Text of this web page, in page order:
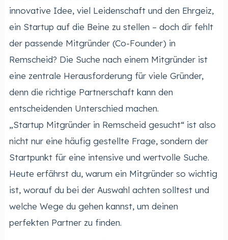
innovative Idee, viel Leidenschaft und den Ehrgeiz,
ein Startup auf die Beine zu stellen – doch dir fehlt
der passende Mitgründer (Co-Founder) in
Remscheid? Die Suche nach einem Mitgründer ist
eine zentrale Herausforderung für viele Gründer,
denn die richtige Partnerschaft kann den
entscheidenden Unterschied machen.
„Startup Mitgründer in Remscheid gesucht“ ist also
nicht nur eine häufig gestellte Frage, sondern der
Startpunkt für eine intensive und wertvolle Suche.
Heute erfährst du, warum ein Mitgründer so wichtig
ist, worauf du bei der Auswahl achten solltest und
welche Wege du gehen kannst, um deinen
perfekten Partner zu finden.